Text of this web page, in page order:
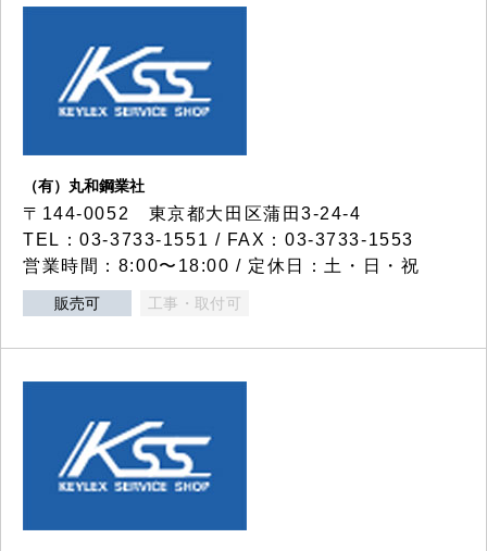
（有）丸和鋼業社
〒144-0052 東京都大田区蒲田3-24-4
TEL：03-3733-1551 / FAX：03-3733-1553
営業時間：8:00〜18:00 / 定休日：土・日・祝
販売可 工事・取付可